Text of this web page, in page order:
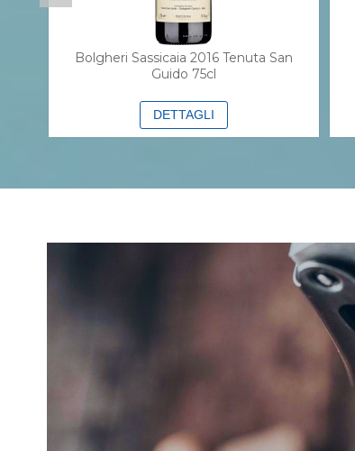
Bolgheri Sassicaia 2016 Tenuta San
Guido 75cl
DETTAGLI